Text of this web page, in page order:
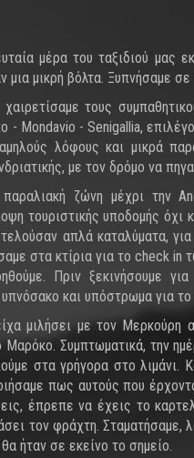
μέρα του ταξιδιού μας
μικρή βόλτα. Ξυπνήσαμε
τους
- Mondavio - Senigallia,
λόφους και μικρά
με τον δρόμο να
ζώνη μέχρι την
τουριστικής υποδομής όχι
απλά καταλύματα,
στα κτίρια για το check in
Πριν ξεκινήσουμε
και υπόστρωμα για
μιλήσει με τον Μερκούρη
Μαρόκο. Συμπτωματικά, την
στα γρήγορα στο λιμάνι.
πως αυτούς που
έπρεπε να έχεις το
τον φράχτη. Σταματήσαμε,
ήταν σε εκείνο το σημείο.